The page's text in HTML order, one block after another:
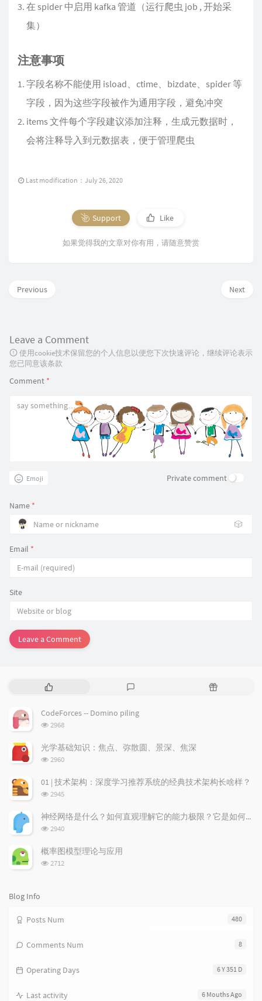
在 spider 中启用 kafka 管道（运行爬虫 job , 开始采
集）
注意事项
字段名称不能使用 isload、ctime、bizdate、spider 等
字段，因为这些字段被作为通用字段，避免冲突
items 文件每个字段建议添加注释，生成元数据时，
会将注释导入到元数据表，便于管理爬虫
Last modification：July 26, 2020
Support Like
如果觉得我的文章对你有用，请随意赞赏
Next
Previous
Leave a Comment
使用cookie技术保留您的个人信息以便您下次快速评论，继续评论表示
您已同意该条款
Comment *
Emoji Private comment
Name *
🎲
Email *
Site
Leave a Comment
P
p
u
a
r
r
t
c
l
s
e
t
m
n
R
t
l
CodeForces -- Domino piling
浏
次
数:
2968
光学基础知识：焦点、弥散圆、景深、焦深
浏
次
数:
2960
01 | 技术架构：深度学习推荐系统的经典技术架构长啥样？
浏
次
数:
2945
神经网络是什么？如何直观理解它的能力极限？它是如何无限逼近真理？
浏
次
数:
2940
概率图模型理论与应用
浏
2712
Blog Info
480
Posts Num
8
Comments Num
6 Y 351 D
Operating Days
6 Mouths Ago
Last activity